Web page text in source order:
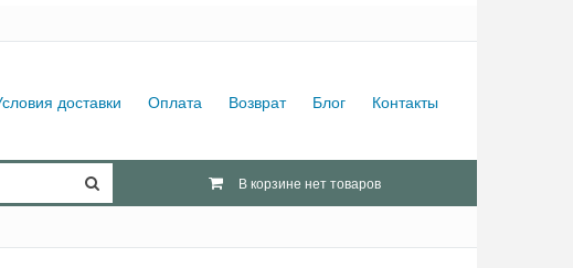
доставки Оплата Возврат Блог Контакты
В корзине нет товаров